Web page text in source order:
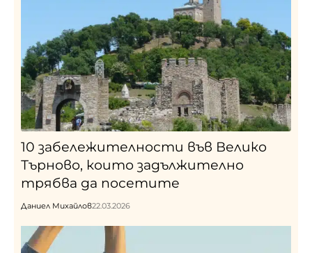
10 забележителности във Велико
Търново, които задължително
трябва да посетите
Даниел Михайлов22.03.2026